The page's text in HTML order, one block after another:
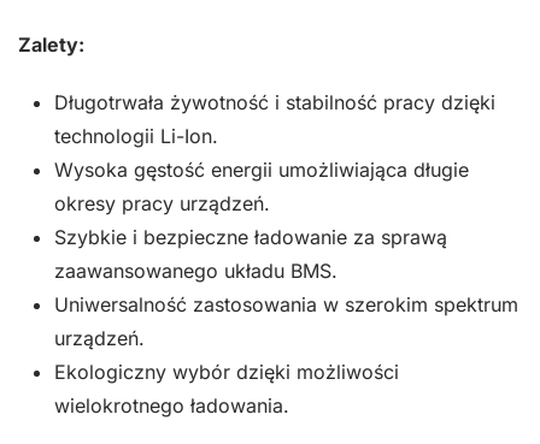
Zalety:
Długotrwała żywotność i stabilność pracy dzięki
technologii Li-Ion.
Wysoka gęstość energii umożliwiająca długie
okresy pracy urządzeń.
Szybkie i bezpieczne ładowanie za sprawą
zaawansowanego układu BMS.
Uniwersalność zastosowania w szerokim spektrum
urządzeń.
Ekologiczny wybór dzięki możliwości
wielokrotnego ładowania.